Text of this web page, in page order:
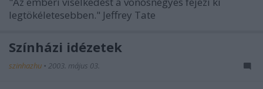
legtökéletesebben." Jeffrey Tate
Színházi idézetek
szinhazhu • 2003. május 03.